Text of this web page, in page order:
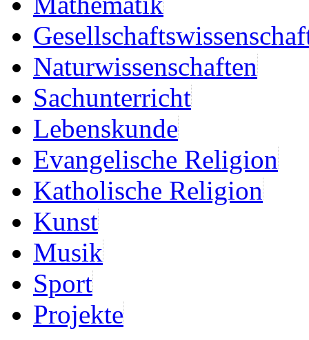
Naturwissenschaften
Sachunterricht
Lebenskunde
Evangelische Religion
Katholische Religion
Kunst
Musik
Sport
Projekte